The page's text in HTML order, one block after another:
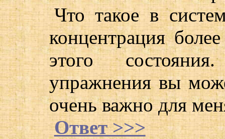
Что такое в
концентрация
этого
упражнения вы
очень важно для
Ответ >>>